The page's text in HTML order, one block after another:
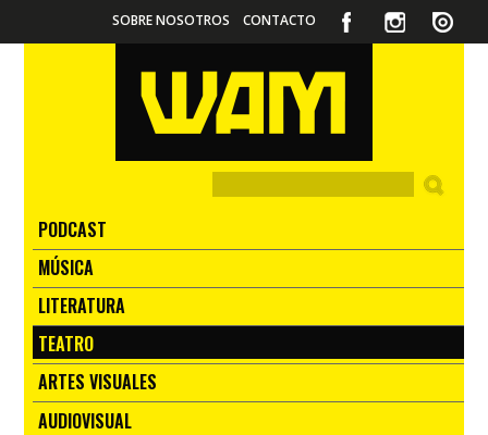
SOBRE NOSOTROS CONTACTO
PODCAST
MÚSICA
LITERATURA
TEATRO
ARTES VISUALES
AUDIOVISUAL